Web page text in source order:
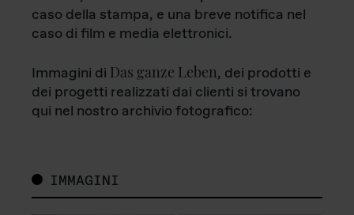
caso della stampa, e una breve notifica nel
caso di film e media elettronici.
Immagini di Das ganze Leben, dei prodotti e
dei progetti realizzati dai clienti si trovano
qui nel nostro archivio fotografico:
IMMAGINI